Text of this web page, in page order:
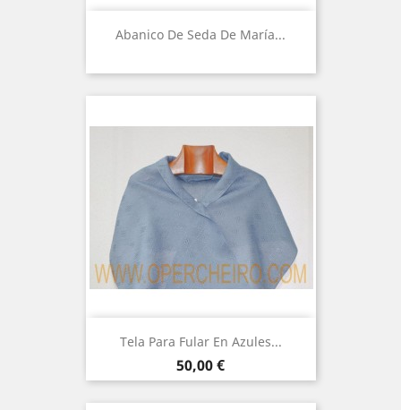
Abanico De Seda De María...
Tela Para Fular En Azules...
Precio
50,00 €